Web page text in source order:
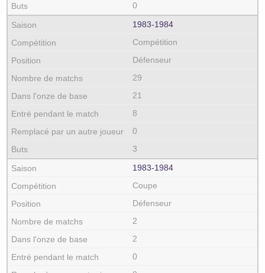
0
1983‑1984
Compétition
Défenseur
29
21
8
0
3
1983‑1984
Coupe
Défenseur
2
2
0